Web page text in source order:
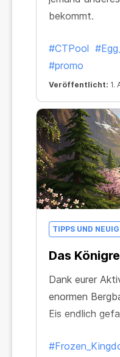
bekommt.
#CTPool
#promo
Veröffentlicht: 1.
TIPPS UND
Das
Dank eurer
enormen
Eis endlich